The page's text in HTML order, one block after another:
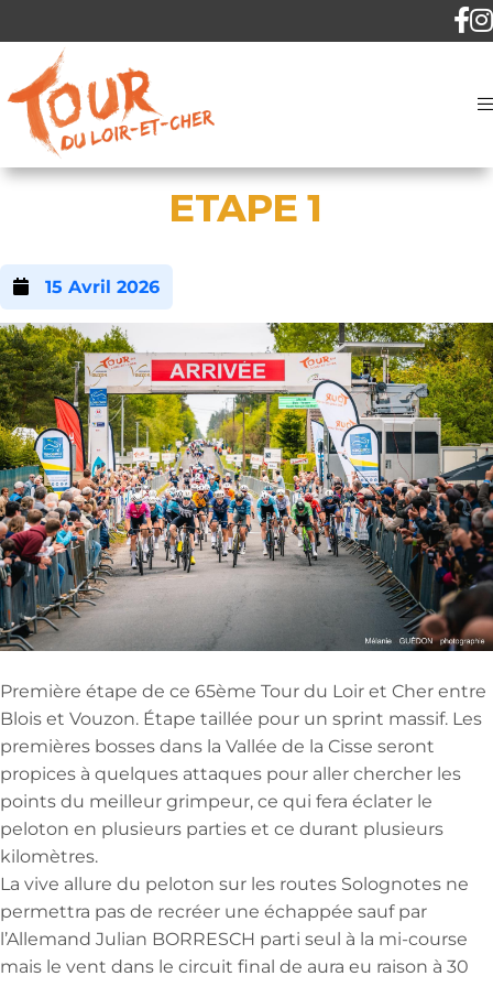
ETAPE 1
15 Avril 2026
Première étape de ce 65ème Tour du Loir et Cher entre
Blois et Vouzon. Étape taillée pour un sprint massif. Les
premières bosses dans la Vallée de la Cisse seront
propices à quelques attaques pour aller chercher les
points du meilleur grimpeur, ce qui fera éclater le
peloton en plusieurs parties et ce durant plusieurs
kilomètres.
La vive allure du peloton sur les routes Solognotes ne
permettra pas de recréer une échappée sauf par
l’Allemand Julian BORRESCH parti seul à la mi-course
mais le vent dans le circuit final de aura eu raison à 30